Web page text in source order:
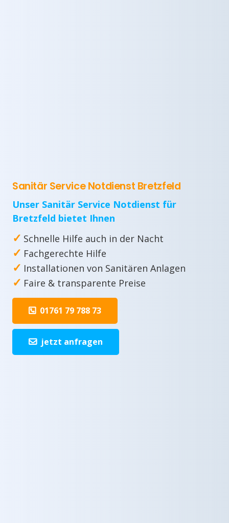
Sanitär Service Notdienst Bretzfeld
Unser Sanitär Service Notdienst für
Bretzfeld bietet Ihnen
✓ Schnelle Hilfe auch in der Nacht
✓ Fachgerechte Hilfe
✓ Installationen von Sanitären Anlagen
✓ Faire & transparente Preise
01761 79 788 73
jetzt anfragen